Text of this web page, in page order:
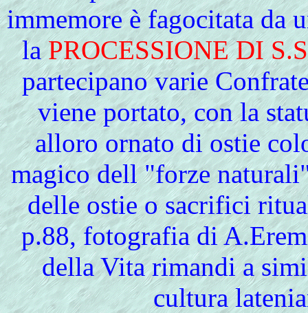
immemore è fagocitata da
laPROCESSIONE DI
partecipano varie
viene portato, con la
alloro ornato di ostie
magico dell "forze
delle ostie o sacrifici
p.88, fotografia di
della Vita rimandi a
cultura